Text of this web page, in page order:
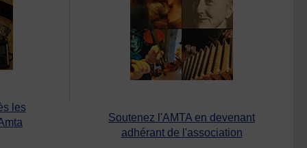
les
Soutenez l'AMTA en devenant
adhérant de l'association